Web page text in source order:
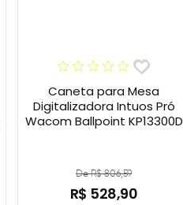
Caneta para Mesa
Digitalizadora Intuos Pró
Wacom Ballpoint KP13300D
De R$ 806,59
R$ 528,90